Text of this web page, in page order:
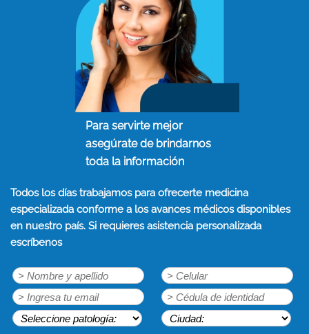
Para servirte mejor
asegúrate de brindarnos
toda la información
Todos los días trabajamos para ofrecerte medicina
especializada conforme a los avances médicos disponibles
en nuestro país. Si requieres asistencia personalizada
escríbenos